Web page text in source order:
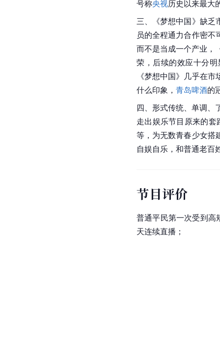
号称央视历史以来最大
三、《梦想中国》缺乏
员的全程通力合作密
而不是当成一个产业，
荣，后续的效应十分明
《梦想中国》几乎在
什么印象， 青岛啤酒的
四、形式传统、单调、
走出娱乐节目原来的套
等，为无数青春少女搭
自娱自乐，和普通老百
节目评价
普通平民第一次受到高
天连续直播；